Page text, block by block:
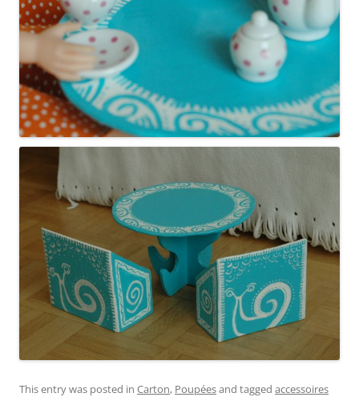
This entry was posted in Carton, Poupéesand tagged accessoires